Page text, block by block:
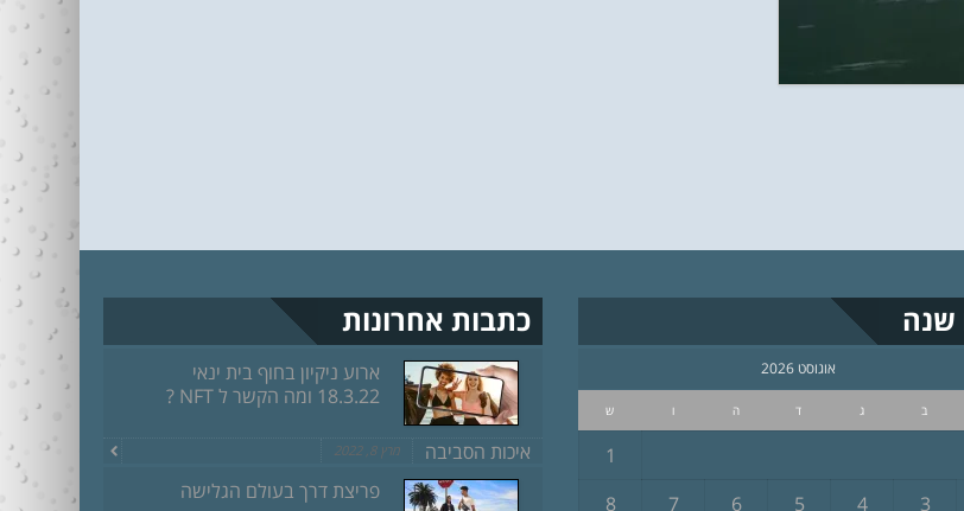
שנה
אוגוסט 2026
ב ג ד ה ו ש
1
3
4
5
6
7
8
כתבות אחרונות
ארוע ניקיון בחוף בית ינאי
18.3.22 ומה הקשר ל NFT ?
איכות הסביבה מרץ 8, 2022
פריצת דרך בעולם הגלישה